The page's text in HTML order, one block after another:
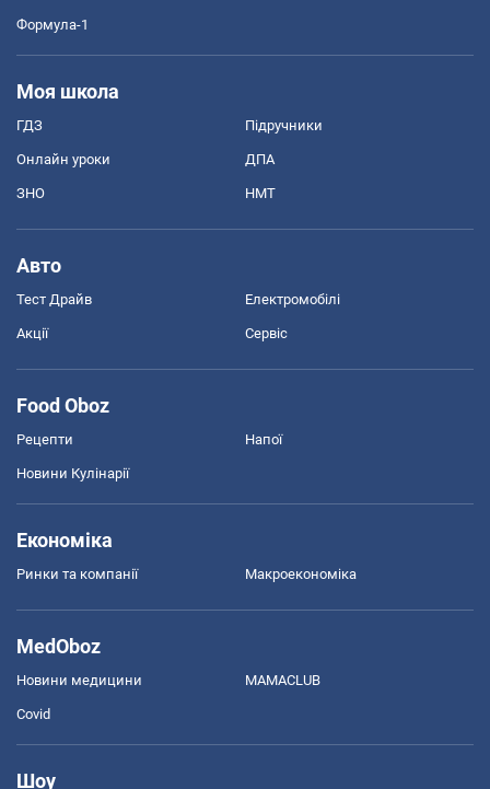
Формула-1
Моя школа
ГДЗ Підручники
Онлайн уроки ДПА
ЗНО НМТ
Авто
Тест Драйв Електромобілі
Акції Сервіс
Food Oboz
Рецепти Напої
Новини Кулінарії
Економіка
Ринки та компанії Макроекономіка
MedOboz
Новини медицини MAMACLUB
Covid
Шоу